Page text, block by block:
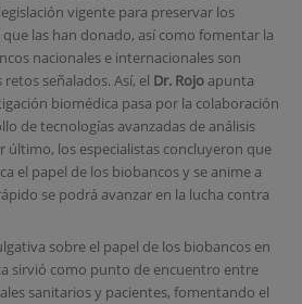
vigente para preservar los
las han donado, así como fomentar la
nacionales e internacionales son
señalados. Así, el Dr. Rojoapunta
biomédica pasa por la colaboración
de tecnologías avanzadas de análisis
último, los especialistas concluyeron que
el papel de los biobancos y se anime a
se podrá avanzar en la lucha contra
sobre el papel de los biobancos en
sirvió como punto de encuentro entre
sanitarios y pacientes, fomentando el